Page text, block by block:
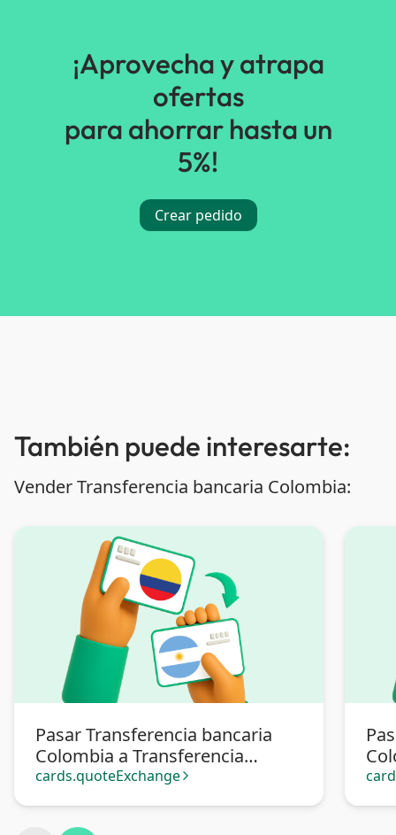
¡Aprovecha y atrapa
ofertas
para ahorrar hasta un
5%!
Crear pedido
También puede interesarte:
Vender Transferencia bancaria Colombia:
Pasar Transferencia bancaria
Colombia a Transferencia
bancaria Argentina
cards.quoteExchange arrow_forward_ios